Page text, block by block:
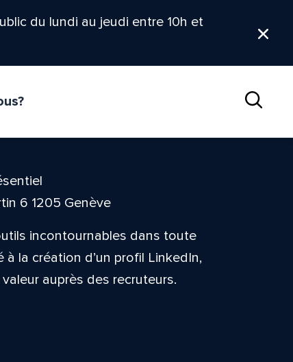
du lundi au jeudi entre 10h et
6 1205 Genève
incontournables dans toute
à la création d’un profil LinkedIn,
auprès des recruteurs.